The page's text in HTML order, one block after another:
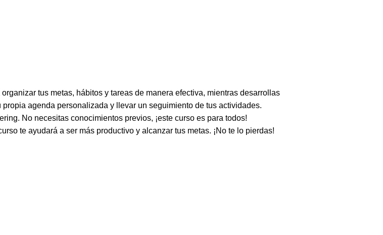
tus metas, hábitos y tareas de manera efectiva, mientras desarrollas
agenda personalizada y llevar un seguimiento de tus actividades.
No necesitas conocimientos previos, ¡este curso es para todos!
te ayudará a ser más productivo y alcanzar tus metas. ¡No te lo pierdas!